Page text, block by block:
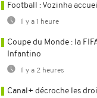
Football : Vozinha
Il y a 1 heure
Coupe du Monde : la
Infantino
Il y a 2 heures
Canal+ décroche les